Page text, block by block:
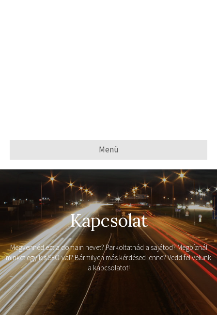
Menü
Kapcsolat
Megvennéd ezt a domain nevet? Parkoltatnád a sajátod? Megbíznál
minket egy kis SEO-val? Bármilyen más kérdésed lenne? Vedd fel velünk
a kapcsolatot!